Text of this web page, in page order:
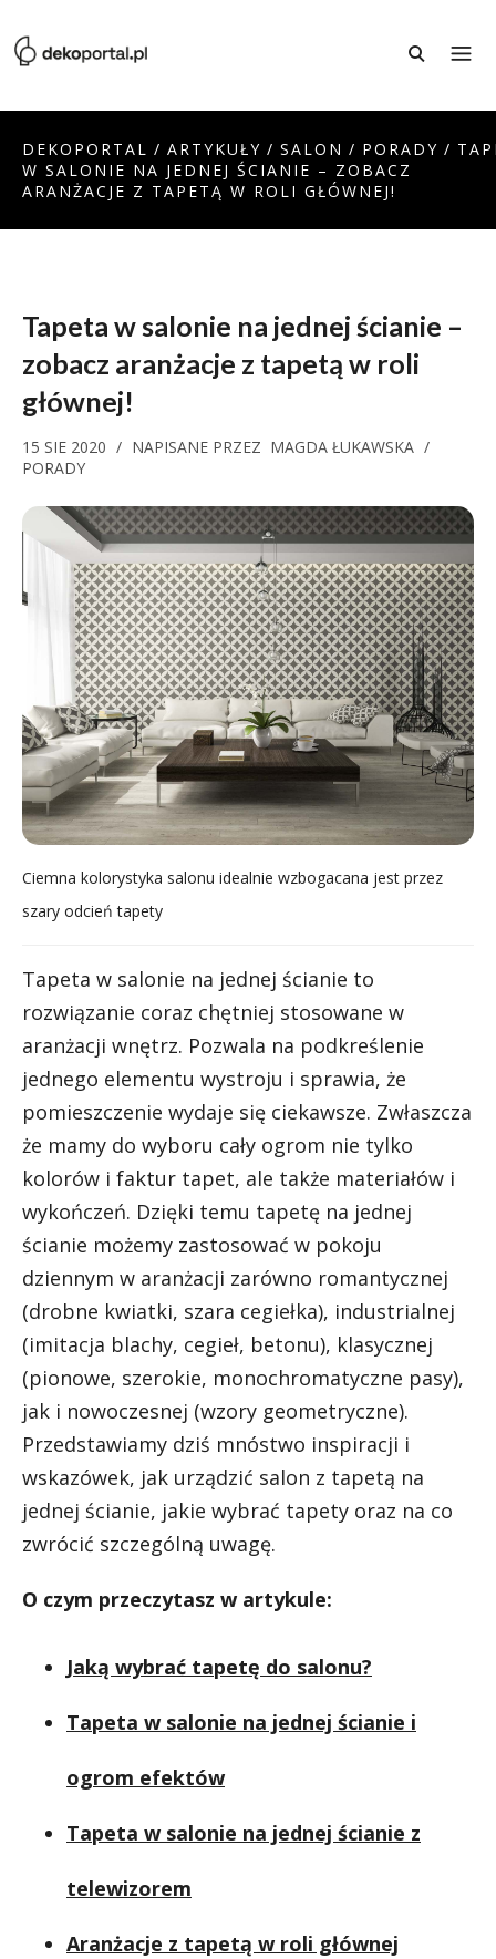
DEKOPORTAL / ARTYKUŁY / SALON / PORADY /
W SALONIE NA JEDNEJ ŚCIANIE – ZOBACZ
ARANŻACJE Z TAPETĄ W ROLI GŁÓWNEJ!
Tapeta w salonie na jednej ścianie –
zobacz aranżacje z tapetą w roli
głównej!
15 SIE 2020 / NAPISANE PRZEZ MAGDA ŁUKAWSKA /
PORADY
Ciemna kolorystyka salonu idealnie wzbogacana jest przez
szary odcień tapety
Tapeta w salonie na jednej ścianie to
rozwiązanie coraz chętniej stosowane w
aranżacji wnętrz. Pozwala na podkreślenie
jednego elementu wystroju i sprawia, że
pomieszczenie wydaje się ciekawsze. Zwłaszcza
że mamy do wyboru cały ogrom nie tylko
kolorów i faktur tapet, ale także materiałów i
wykończeń. Dzięki temu tapetę na jednej
ścianie możemy zastosować w pokoju
dziennym w aranżacji zarówno romantycznej
(drobne kwiatki, szara cegiełka), industrialnej
(imitacja blachy, cegieł, betonu), klasycznej
(pionowe, szerokie, monochromatyczne pasy),
jak i nowoczesnej (wzory geometryczne).
Przedstawiamy dziś mnóstwo inspiracji i
wskazówek, jak urządzić salon z tapetą na
jednej ścianie, jakie wybrać tapety oraz na co
zwrócić szczególną uwagę.
O czym przeczytasz w artykule:
Jaką wybrać tapetę do salonu?
Tapeta w salonie na jednej ścianie i
ogrom efektów
Tapeta w salonie na jednej ścianie z
telewizorem
Aranżacje z tapetą w roli głównej